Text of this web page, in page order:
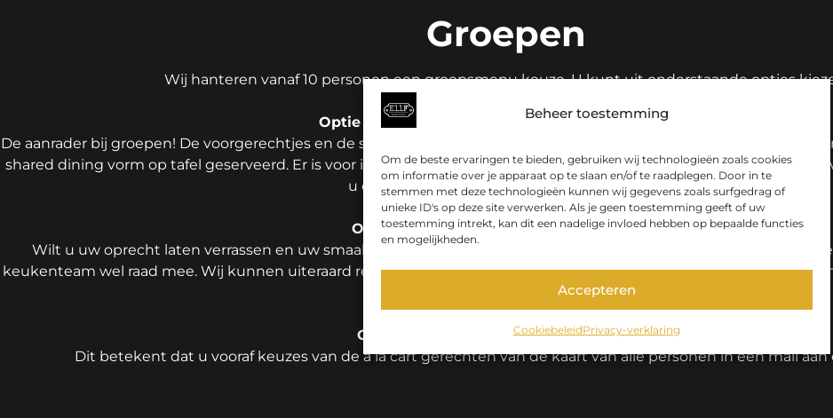
Beheer toestemming
Om de beste ervaringen te bieden, gebruiken wij technologieën zoals cookies
om informatie over je apparaat op te slaan en/of te raadplegen. Door in te
stemmen met deze technologieën kunnen wij gegevens zoals surfgedrag of
unieke ID's op deze site verwerken. Als je geen toestemming geeft of uw
toestemming intrekt, kan dit een nadelige invloed hebben op bepaalde functies
en mogelijkheden.
Accepteren
CookiebeleidPrivacy-verklaring
Groepen
Wij hanteren vanaf 10 personen een groepsmenu keuze. U kunt uit onderstaande opties
Optie 1: Belaef E11F 3-gangen shared dining menu
De aanrader bij groepen! De voorgerechtjes en de soep wordt per persoon op tafel geserveerd. De hoofdgerechten
shared dining vorm op tafel geserveerd. Er is voor ieder wat wils en er kan genoten worden van de ultieme E11F
u dit met of zonder ossenhaas wilt bestellen.
Optie 2: Verrassingsmenu 3/4/5/6 gangen
Wilt u uw oprecht laten verrassen en uw smaakpapillen een feestje laten vieren, dan bent u bij ons aan het
keukenteam wel raad mee. Wij kunnen uiteraard rekening houden met allergieën en dieetwensen. Wel blijft dit
kiezen of u voor 3/4/5/6 gangen gaat.
Optie 3: Doorgeven keuzes van de kaart
Dit betekent dat u vooraf keuzes van de á la cart gerechten van de kaart van alle personen in één mail